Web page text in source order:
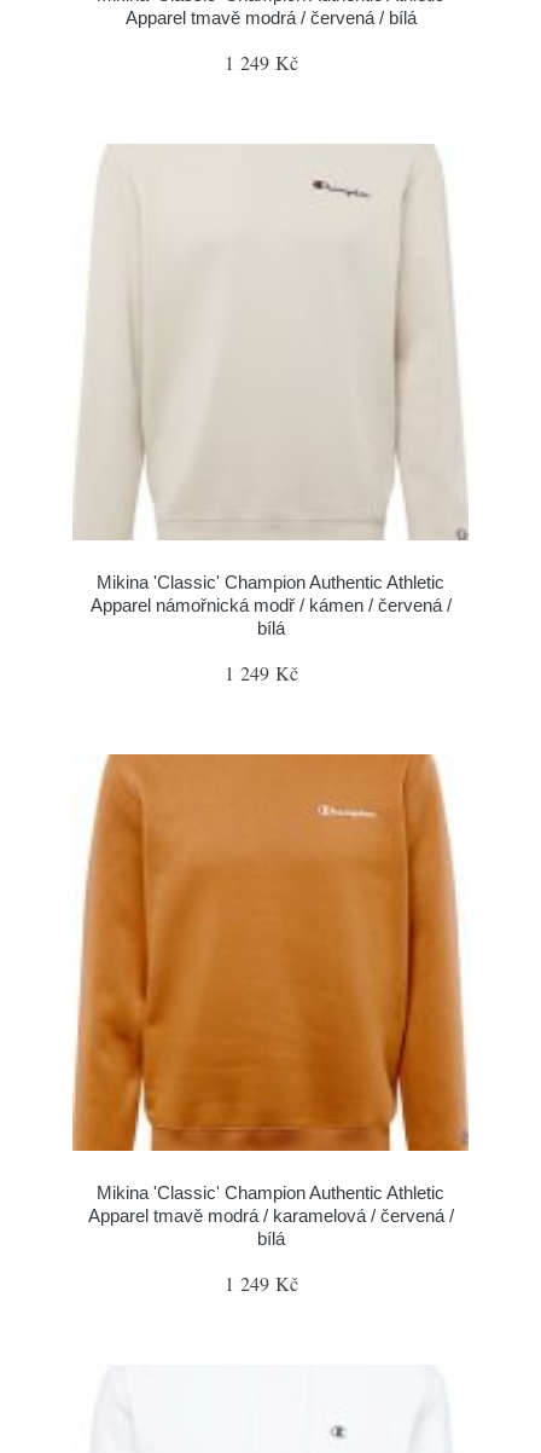
Apparel tmavě modrá / červená / bílá
1 249 Kč
Mikina 'Classic' Champion Authentic Athletic
Apparel námořnická modř / kámen / červená /
bílá
1 249 Kč
Mikina 'Classic' Champion Authentic Athletic
Apparel tmavě modrá / karamelová / červená /
bílá
1 249 Kč